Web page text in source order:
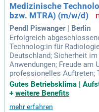
Medizinische
bzw. MTRA) (m/w/d)
Pendl Piswanger | Berlin
Erfolgreich
Technolog:in für
Deutschland; Sicherheit
Anwendungen; Freude am
professionelles Auftreten;
Gutes Betriebsklima |
+ weitere Benefits
mehr erfahren